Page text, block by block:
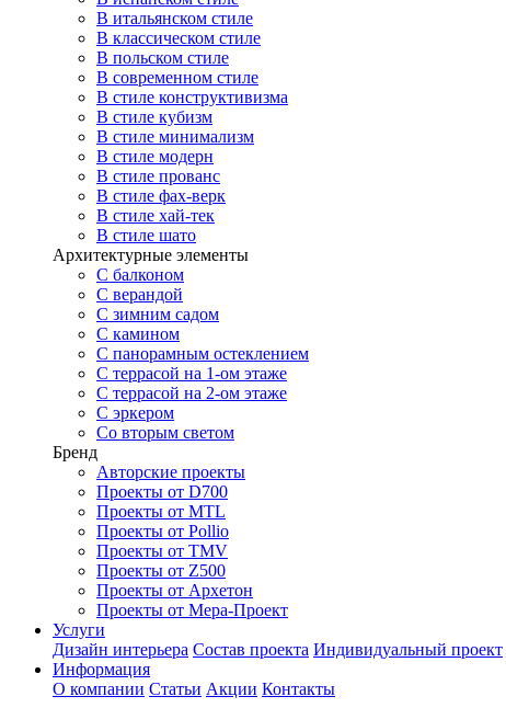
В итальянском стиле
В классическом стиле
В польском стиле
В современном стиле
В стиле конструктивизма
В стиле кубизм
В стиле минимализм
В стиле модерн
В стиле прованс
В стиле фах-верк
В стиле хай-тек
В стиле шато
Архитектурные элементы
С балконом
С верандой
С зимним садом
С камином
С панорамным остеклением
С террасой на 1-ом этаже
С террасой на 2-ом этаже
С эркером
Со вторым светом
Бренд
Авторские проекты
Проекты от D700
Проекты от MTL
Проекты от Pollio
Проекты от TMV
Проекты от Z500
Проекты от Архетон
Проекты от Мера-Проект
Услуги
Дизайн интерьера Состав проекта Индивидуальный проект
Информация
О компании Статьи Акции Контакты